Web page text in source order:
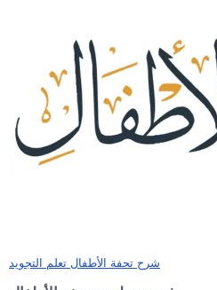
شرح تحفة الأطفال تعلم التجويد